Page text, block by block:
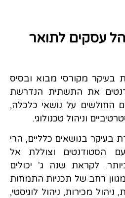
עסקים לתואר
מקורסי מבוא ובסיס
את התשתית הנדרשת
החולשים על נושאי כלכלה,
וניהול טכנולוגי.
בנושאים כלליים, הרי
הסטודנטים וצוללת אל
לקראת שנה ג' יכולים
רחב של תכניות התמחות
מכירות, ניהול לוגיסטי,